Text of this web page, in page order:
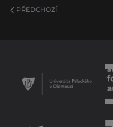
PŘEDCHOZÍ